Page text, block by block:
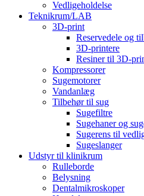
Vedligeholdelse
Teknikrum/LAB
3D-print
Reservedele og
3D-printere
Resiner til 3D-
Kompressorer
Sugemotorer
Vandanlæg
Tilbehør til sug
Sugefiltre
Sugehaner og
Sugerens til
Sugeslanger
Udstyr til klinikrum
Rulleborde
Belysning
Dentalmikroskoper